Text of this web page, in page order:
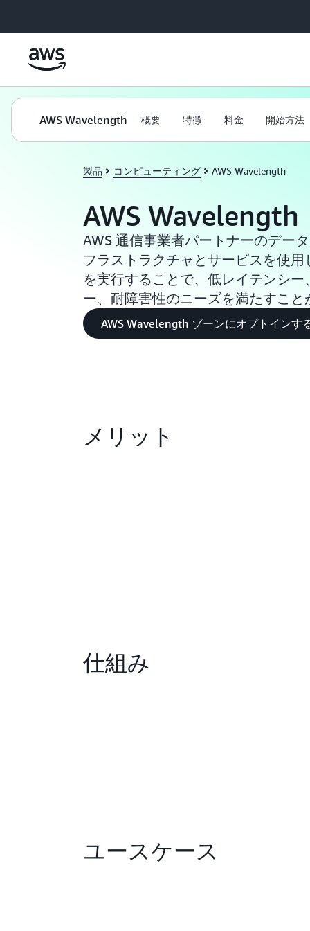
AWS Wavelength 概要 特徴 料金 開始方法
製品 コンピューティング AWS Wavelength
AWS Wavelength
AWS 通信事業者パートナーのデー
フラストラクチャとサービスを使
を実行することで、低レイテンシ
ー、耐障害性のニーズを満たすこと
AWS Wavelength ゾーンにオプトインす
メリット
仕組み
ユースケース